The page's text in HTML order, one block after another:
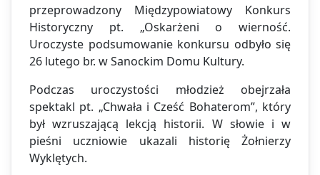
przeprowadzony Międzypowiatowy Konkurs
Historyczny pt. „Oskarżeni o wierność.
Uroczyste podsumowanie konkursu odbyło się
26 lutego br. w Sanockim Domu Kultury.
Podczas uroczystości młodzież obejrzała
spektakl pt. „Chwała i Cześć Bohaterom”, który
był wzruszającą lekcją historii. W słowie i w
pieśni uczniowie ukazali historię Żołnierzy
Wyklętych.